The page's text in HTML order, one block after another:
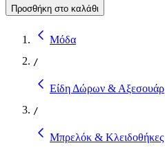
Προσθήκη στο καλάθι
Μόδα
/
Είδη Δώρων & Αξεσουάρ
/
Μπρελόκ & Κλειδοθήκες